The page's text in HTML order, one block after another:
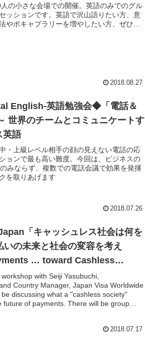
の小さな会場での開催。英語のみでのグル
ッションです。英語で沢山語りたい方、意
やボキャブラリーを増やしたい方、ぜひど
2018.08.27
English-英語勉強会◆「電話＆
世界のチームとコミュニケートす
英語
・上級レベル相手の顔の見えない電話の応
ョンで最も高い難度。今回は、ビジネスの
みならず、複数での電話会議で効果を発揮
を取りあげます
2018.07.26
「キャッシュレス社会は何を
いの未来と社会の変容を考え
… toward Cashless
ー
with Seiji Yasubuchi,
Country Manager, Japan Visa Worldwide
discussing what a "cashless society"
future of payments. There will be group
を経て日本GE株式会社にて代表取締役を務
2018.07.17